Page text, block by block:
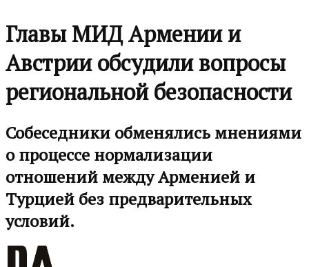
Главы МИД Армении и
Австрии обсудили вопросы
региональной безопасности
Собеседники обменялись мнениями
о процессе нормализации
отношений между Арменией и
Турцией без предварительных
условий.